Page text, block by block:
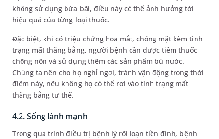
không sử dụng bừa bãi, điều này có thể ảnh hưởng tới
hiệu quả của từng loại thuốc.
Đặc biệt, khi có triệu chứng hoa mắt, chóng mặt kèm tình
trạng mất thăng bằng, người bệnh cần được tiêm thuốc
chống nôn và sử dụng thêm các sản phẩm bù nước.
Chúng ta nên cho họ nghỉ ngơi, tránh vận động trong thời
điểm này, nếu không họ có thể rơi vào tình trạng mất
thăng bằng tư thế.
4.2. Sống lành mạnh
Trong quá trình điều trị bệnh lý rối loạn tiền đình, bệnh